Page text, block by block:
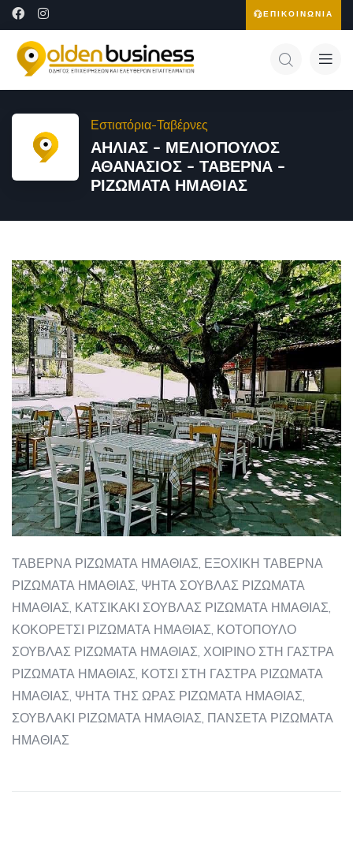
ΕΠΙΚΟΙΝΩΝΙΑ
Εστιατόρια-Ταβέρνες
ΑΗΛΙΑΣ – ΜΕΛΙΟΠΟΥΛΟΣ
ΑΘΑΝΑΣΙΟΣ – ΤΑΒΕΡΝΑ –
ΡΙΖΩΜΑΤΑ ΗΜΑΘΙΑΣ
ΤΑΒΕΡΝΑ ΡΙΖΩΜΑΤΑ ΗΜΑΘΙΑΣ, ΕΞΟΧΙΚΗ ΤΑΒΕΡΝΑ
ΡΙΖΩΜΑΤΑ ΗΜΑΘΙΑΣ, ΨΗΤΑ ΣΟΥΒΛΑΣ ΡΙΖΩΜΑΤΑ
ΗΜΑΘΙΑΣ, ΚΑΤΣΙΚΑΚΙ ΣΟΥΒΛΑΣ ΡΙΖΩΜΑΤΑ ΗΜΑΘΙΑΣ,
ΚΟΚΟΡΕΤΣΙ ΡΙΖΩΜΑΤΑ ΗΜΑΘΙΑΣ, ΚΟΤΟΠΟΥΛΟ
ΣΟΥΒΛΑΣ ΡΙΖΩΜΑΤΑ ΗΜΑΘΙΑΣ, ΧΟΙΡΙΝΟ ΣΤΗ ΓΑΣΤΡΑ
ΡΙΖΩΜΑΤΑ ΗΜΑΘΙΑΣ, ΚΟΤΣΙ ΣΤΗ ΓΑΣΤΡΑ ΡΙΖΩΜΑΤΑ
ΗΜΑΘΙΑΣ, ΨΗΤΑ ΤΗΣ ΩΡΑΣ ΡΙΖΩΜΑΤΑ ΗΜΑΘΙΑΣ,
ΣΟΥΒΛΑΚΙ ΡΙΖΩΜΑΤΑ ΗΜΑΘΙΑΣ, ΠΑΝΣΕΤΑ ΡΙΖΩΜΑΤΑ
ΗΜΑΘΙΑΣ